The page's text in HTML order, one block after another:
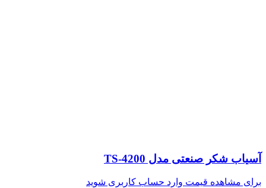
آسیاب شکر صنعتی مدل TS-4200
برای مشاهده قیمت وارد حساب کاربری شوید